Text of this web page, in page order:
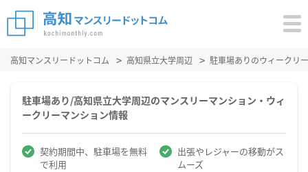
高知マンスリードットコム 高知県立大学周辺 駐車場ありのウィークリ
駐車場あり/高知県立大学周辺のマンスリーマンション・ウィ
ークリーマンション情報
契約期間中、駐車場を無料
で利用
出張やレジャーの移動がス
ムーズ